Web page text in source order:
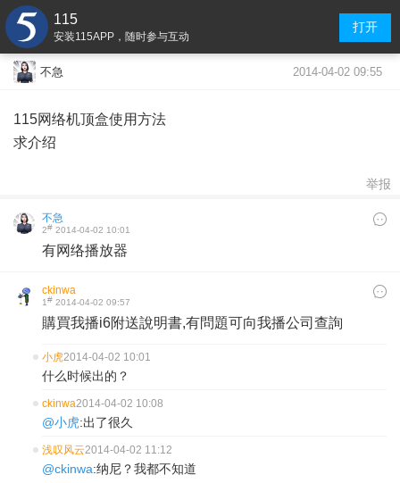
115
安装115APP，随时参与互动
打开
不急 2014-04-02 09:55
115网络机顶盒使用方法
求介绍
举报
不急
2# 2014-04-02 10:01
有网络播放器
ckinwa
1# 2014-04-02 09:57
購買我播i6附送說明書,有問題可向我播公司查詢
小虎2014-04-02 10:01
什么时候出的？
ckinwa2014-04-02 10:08
@小虎:出了很久
浅叹风云2014-04-02 11:12
@ckinwa:纳尼？我都不知道